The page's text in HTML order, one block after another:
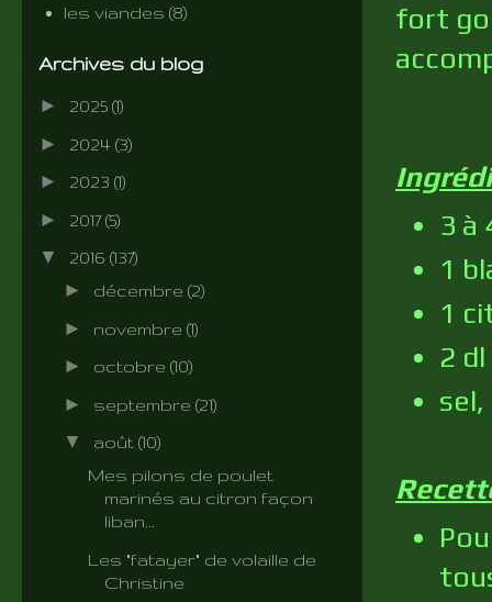
fort
3 à
1
1
2
les viandes (8)
Archives du blog
► 2025 (1)
► 2024 (3)
► 2023 (1)
► 2017 (5)
▼ 2016 (137)
► décembre (2)
► novembre (1)
► octobre (10)
► septembre (21)
▼ août (10)
Mes pilons de poulet
marinés au citron façon
liban...
Les "fatayer" de volaille de
Christine